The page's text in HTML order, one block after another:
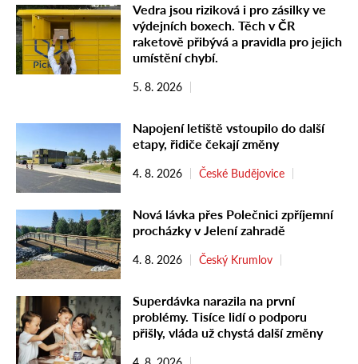
Vedra jsou riziková i pro zásilky ve
výdejních boxech. Těch v ČR
raketově přibývá a pravidla pro jejich
umístění chybí.
5. 8. 2026
Napojení letiště vstoupilo do další
etapy, řidiče čekají změny
4. 8. 2026 České Budějovice
Nová lávka přes Polečnici zpříjemní
procházky v Jelení zahradě
4. 8. 2026 Český Krumlov
Superdávka narazila na první
problémy. Tisíce lidí o podporu
přišly, vláda už chystá další změny